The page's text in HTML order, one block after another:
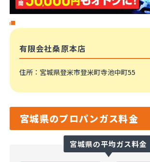
有限会社桑原本店
住所 ：宮城県登米市登米町寺池中町55
宮城県のプロパンガス料金
宮城県の平均ガス料金